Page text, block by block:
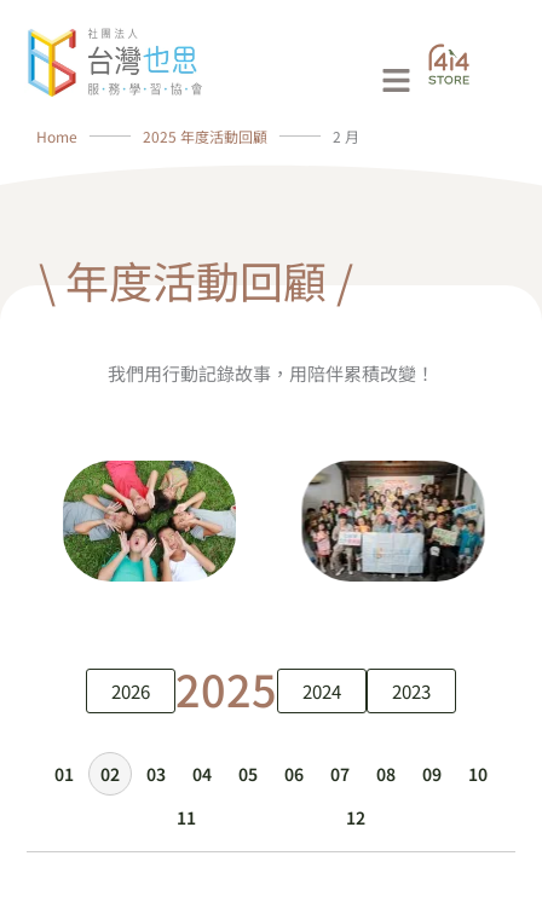
Main
Home ⸻ 2025 年度活動回顧 ⸻ 2 月
\ 年度活動回顧 /
我們用行動記錄故事，用陪伴累積改變！
2026 2025 2024 2023
01 02 03 04 05 06 07 08 09
10
11
12